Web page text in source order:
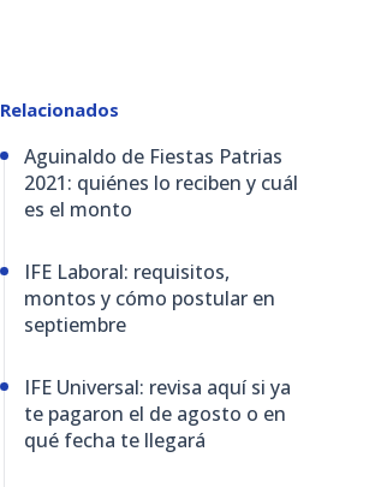
Relacionados
Aguinaldo de Fiestas Patrias
2021: quiénes lo reciben y cuál
es el monto
IFE Laboral: requisitos,
montos y cómo postular en
septiembre
IFE Universal: revisa aquí si ya
te pagaron el de agosto o en
qué fecha te llegará